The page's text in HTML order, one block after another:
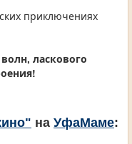
приключениях
ласкового
на УфаМаме: